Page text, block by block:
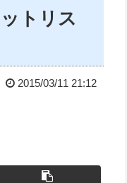
トリス
2015/03/11 21:12